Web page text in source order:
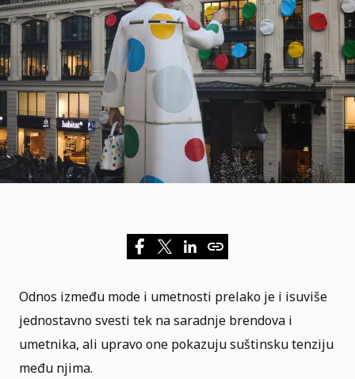
Odnos između mode i umetnosti prelako je i isuviše
jednostavno svesti tek na saradnje brendova i
umetnika, ali upravo one pokazuju suštinsku tenziju
među njima.